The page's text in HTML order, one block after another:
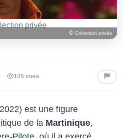
privée
Collection privée
105 vues
est une figure
de la Martinique,